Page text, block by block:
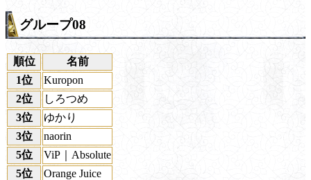
グループ08
順位
名前
1位
Kuropon
2位
しろつめ
3位
ゆかり
3位
naorin
5位
ViP｜Absolute
5位
Orange Juice